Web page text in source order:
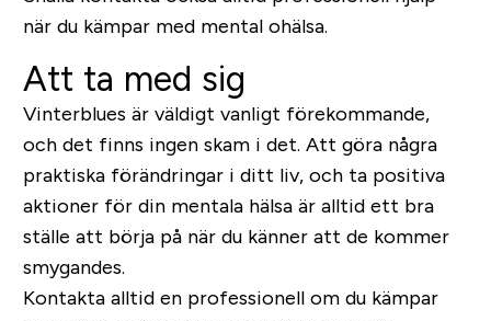
när du kämpar med mental ohälsa.
Att ta med sig
Vinterblues är väldigt vanligt förekommande,
och det finns ingen skam i det. Att göra några
praktiska förändringar i ditt liv, och ta positiva
aktioner för din mentala hälsa är alltid ett bra
ställe att börja på när du känner att de kommer
smygandes.
Kontakta alltid en professionellom du kämpar